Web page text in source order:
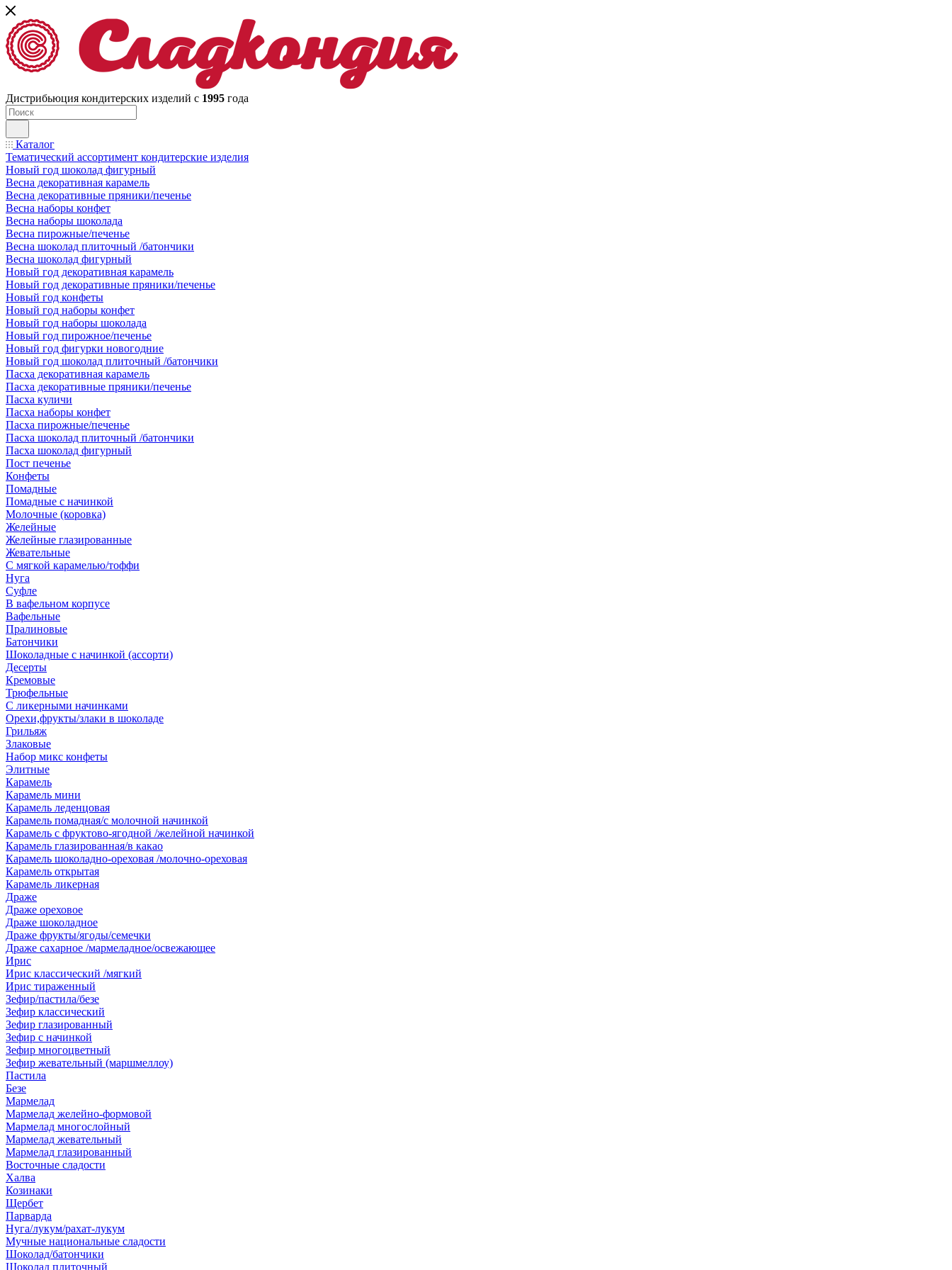
Дистрибьюция кондитерских изделий с 1995 года
Каталог
Тематический ассортимент кондитерские изделия
Новый год шоколад фигурный
Весна декоративная карамель
Весна декоративные пряники/печенье
Весна наборы конфет
Весна наборы шоколада
Весна пирожные/печенье
Весна шоколад плиточный /батончики
Весна шоколад фигурный
Новый год декоративная карамель
Новый год декоративные пряники/печенье
Новый год конфеты
Новый год наборы конфет
Новый год наборы шоколада
Новый год пирожное/печенье
Новый год фигурки новогодние
Новый год шоколад плиточный /батончики
Пасха декоративная карамель
Пасха декоративные пряники/печенье
Пасха куличи
Пасха наборы конфет
Пасха пирожные/печенье
Пасха шоколад плиточный /батончики
Пасха шоколад фигурный
Пост печенье
Конфеты
Помадные
Помадные с начинкой
Молочные (коровка)
Желейные
Желейные глазированные
Жевательные
С мягкой карамелью/тоффи
Нуга
Суфле
В вафельном корпусе
Вафельные
Пралиновые
Батончики
Шоколадные с начинкой (ассорти)
Десерты
Кремовые
Трюфельные
С ликерными начинками
Орехи,фрукты/злаки в шоколаде
Грильяж
Злаковые
Набор микс конфеты
Элитные
Карамель
Карамель мини
Карамель леденцовая
Карамель помадная/с молочной начинкой
Карамель с фруктово-ягодной /желейной начинкой
Карамель глазированная/в какао
Карамель шоколадно-ореховая /молочно-ореховая
Карамель открытая
Карамель ликерная
Драже
Драже ореховое
Драже шоколадное
Драже фрукты/ягоды/семечки
Драже сахарное /мармеладное/освежающее
Ирис
Ирис классический /мягкий
Ирис тираженный
Зефир/пастила/безе
Зефир классический
Зефир глазированный
Зефир с начинкой
Зефир многоцветный
Зефир жевательный (маршмеллоу)
Пастила
Безе
Мармелад
Мармелад желейно-формовой
Мармелад многослойный
Мармелад жевательный
Мармелад глазированный
Восточные сладости
Халва
Козинаки
Щербет
Парварда
Нуга/лукум/рахат-лукум
Мучные национальные сладости
Шоколад/батончики
Шоколад плиточный